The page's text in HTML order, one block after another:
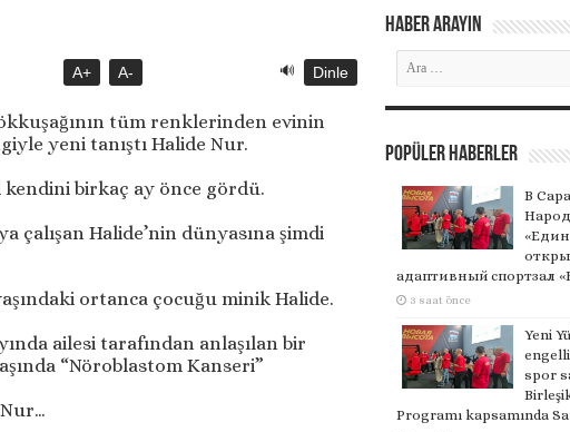
A+ A- 🔊 Dinle
tüm renklerinden evinin
yeni tanıştı Halide Nur.
kendini birkaç ay önce gördü.
çalışan Halide’nin dünyasına şimdi
ortanca çocuğu minik Halide.
ailesi tarafından anlaşılan bir
“Nöroblastom Kanseri”
Haber Arayın
Popüler Haberler
В
адаптивный спортзал
3 saat önce
Yeni
spor
Programı kapsamında